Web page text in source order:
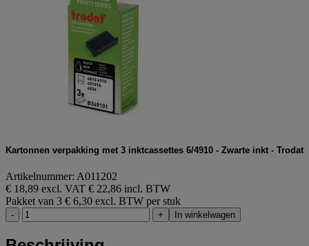
Kartonnen verpakking met 3 inktcassettes 6/4910 - Zwarte inkt - Trodat
Artikelnummer: A011202
€ 18,89 excl. VAT € 22,86 incl. BTW
Pakket van 3 € 6,30 excl. BTW per stuk
- + In winkelwagen